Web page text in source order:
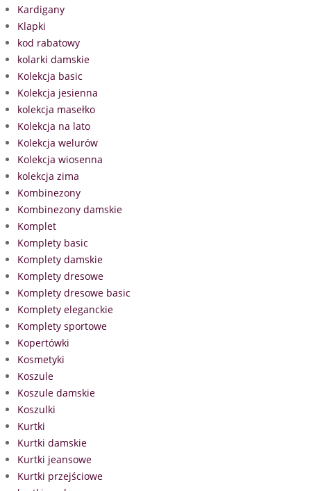
Kardigany
Klapki
kod rabatowy
kolarki damskie
Kolekcja basic
Kolekcja jesienna
kolekcja masełko
Kolekcja na lato
Kolekcja welurów
Kolekcja wiosenna
kolekcja zima
Kombinezony
Kombinezony damskie
Komplet
Komplety basic
Komplety damskie
Komplety dresowe
Komplety dresowe basic
Komplety eleganckie
Komplety sportowe
Kopertówki
Kosmetyki
Koszule
Koszule damskie
Koszulki
Kurtki
Kurtki damskie
Kurtki jeansowe
Kurtki przejściowe